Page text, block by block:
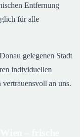
Entfernung
für alle
gelegenen Stadt
individuellen
an uns.